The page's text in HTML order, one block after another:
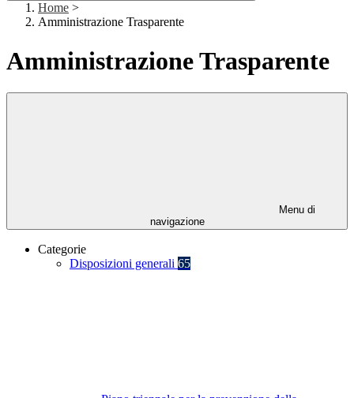
Home >
Amministrazione Trasparente
Amministrazione Trasparente
Menu di
navigazione
Categorie
Disposizioni generali 65